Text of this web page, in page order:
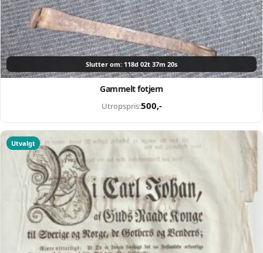
Slutter om: 118d 02t 37m 19s
Gammelt fotjern
Utropspris:500,-
Utvalgt
Selg smartere – helt
gratis på QXL.no
På QXL.no kan du selge helt gratis – uten
skjulte kostnader eller provisjon. Opprett
konto, legg ut auksjoner og nå kjøpere som
faktisk er interessert.
Registrer konto